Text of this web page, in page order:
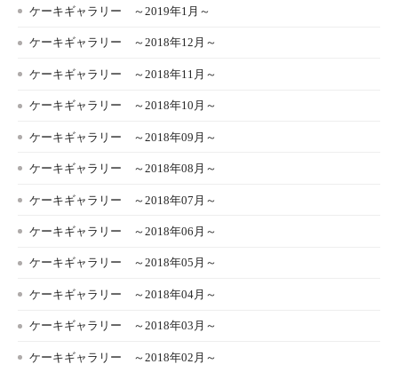
ケーキギャラリー ～2019年1月～
ケーキギャラリー ～2018年12月～
ケーキギャラリー ～2018年11月～
ケーキギャラリー ～2018年10月～
ケーキギャラリー ～2018年09月～
ケーキギャラリー ～2018年08月～
ケーキギャラリー ～2018年07月～
ケーキギャラリー ～2018年06月～
ケーキギャラリー ～2018年05月～
ケーキギャラリー ～2018年04月～
ケーキギャラリー ～2018年03月～
ケーキギャラリー ～2018年02月～